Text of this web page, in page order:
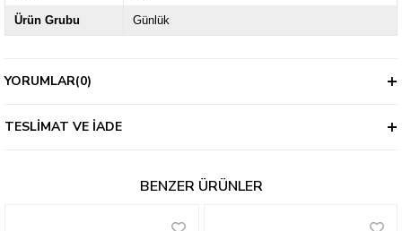
Ürün Grubu Günlük
YORUMLAR(0)
TESLIMAT VE İADE
BENZER ÜRÜNLER